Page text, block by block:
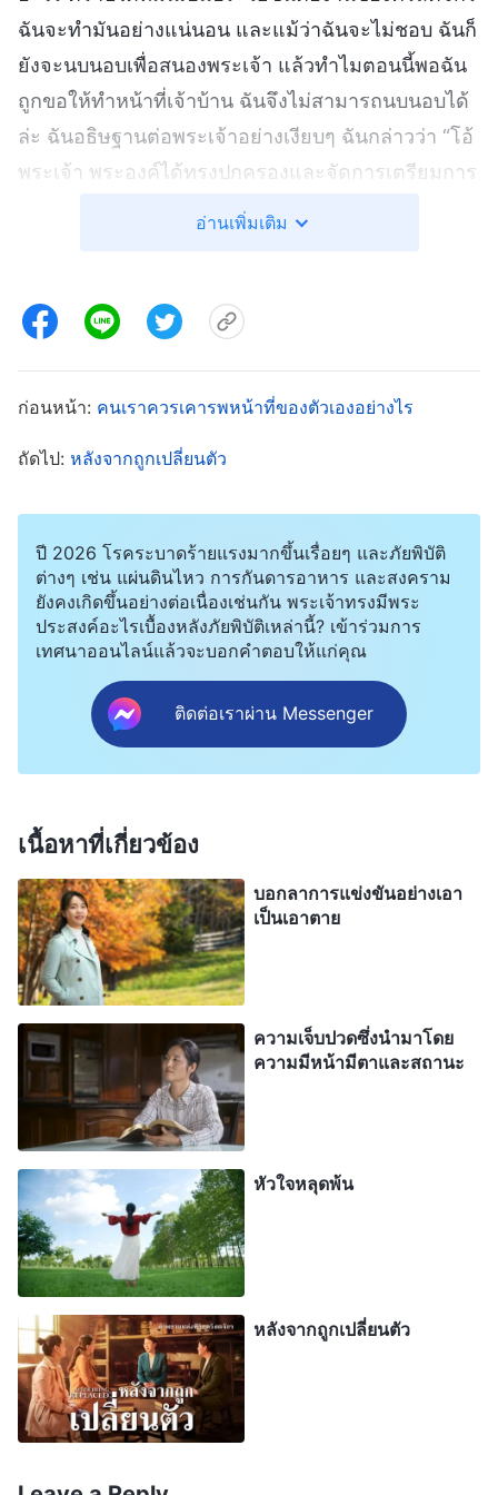
ฉันจะทำมันอย่างแน่นอน และแม้ว่าฉันจะไม่ชอบ ฉันก็
ยังจะนบนอบเพื่อสนองพระเจ้า แล้วทำไมตอนนี้พอฉัน
ถูกขอให้ทำหน้าที่เจ้าบ้าน ฉันจึงไม่สามารถนบนอบได้
ล่ะ ฉันอธิษฐานต่อพระเจ้าอย่างเงียบๆ ฉันกล่าวว่า “โอ้
พระเจ้า พระองค์ได้ทรงปกครองและจัดการเตรียมการ
ให้ข้าพระองค์ทำหน้าที่เจ้าบ้าน แต่ข้าพระองค์รู้สึก
พระองค์จะสามารถเข้าใจน้ำพระทัยของพระองค์ได้”
หลังจากนั้น ฉันอ่านสองบทตอนจากพระวจนะของ
พระเจ้า “ ในการวัดว่าผู้คนสามารถเชื่อฟังพระเจ้าได้
หรือไม่ สิ่งสำคัญที่จะต้องมองดูก็คือว่า พวกเขาอยาก
มองดูว่าพวกเขามีสิ่งจูงใจแอบแฝงหรือไม่ หากผู้คน
กำลังสร้างข้อเรียกร้องต่อพระเจ้าอยู่เสมอ นั่นก็พิสูจน์
ว่าพวกเขาไม่เชื่อฟังพระองค์ ไม่ว่าจะเกิดอะไรขึ้นกับ
เจ้าก็ตาม หากเจ้าไม่สามารถรับมันไว้ได้จากพระเจ้า
ไม่สามารถแสวงหาความจริง กำลังพูดจาจากการให้
เหตุผลแบบอัตนัยของตัวเจ้าเองอยู่เสมอ และรู้สึกอยู่
เสมอว่าตัวเจ้าเท่านั้นที่ถูก และถึงขั้นยังคงมีความ
สามารถในการกังขาพระเจ้า เช่นนั้นแล้วเจ้าจะตกอยู่
พระเจ้า ผู้คนที่สร้างข้อเรียกร้องต่อพระเจ้าเสมอนั้น
ไม่มีวันสามารถเชื่อฟังพระองค์ได้อย่างแท้จริง หากเจ้า
สร้างข้อเรียกร้องต่อพระเจ้า นี่ย่อมพิสูจน์ว่า เจ้ากำลัง
สร้างข้อตกลงกับพระเจ้า ว่าเจ้ากำลังเลือกความคิด
ของตัวเจ้าเอง และกำลังปฏิบัติตนไปตามความคิดของ
เชื่อฟัง ” (“ผู้คนสร้างข้อเรียกร้องต่อพระเจ้ามากเกินไป” ใน
บันทึกการบรรยายของพระคริสต์แห่งยุคสุดท้าย)
นบนอบที่แท้จริงคืออะไรหรือ? เมื่อใดก็ตามที่พระเจ้า
ทรงทำสิ่งที่ดำเนินไปตามหนทางของเจ้า และเจ้ารู้สึก
ว่าทุกสิ่งทุกอย่างนั้นน่าพึงพอใจและถูกต้องเหมาะสม
และเจ้าได้รับอนุญาตให้โดดเด่นได้ เจ้ารู้สึกว่านี่ค่อน
ข้างมีสง่าราศีทีเดียว และเจ้าพูดว่า ‘ขอบคุณพระเจ้า’
และสามารถนบนอบต่อการจัดวางเรียบเรียงและการ
จัดการเตรียมการของพระองค์ได้ อย่างไรก็ตาม เมื่อใด
ก็ตามที่เจ้าได้รับการมอบหมายให้ไปยังสถานที่ซึ่งไม่มี
ความสลักสำคัญ ที่ซึ่งเจ้าไม่มีวันสามารถที่จะโดดเด่น
ได้ และในนั้นไม่มีใครเลยที่เคยยอมรับเจ้า เช่นนั้นแล้ว
เจ้าย่อมหยุดการรู้สึกมีความสุข และพบว่าลำบากยาก
อ่านเพิ่มเติม
ก่อนหน้า: คนเราควรเคารพหน้าที่ของตัวเองอย่างไร
ถัดไป: หลังจากถูกเปลี่ยนตัว
ปี 2026 โรคระบาดร้ายแรงมากขึ้นเรื่อยๆ และภัยพิบัติ
ต่างๆ เช่น แผ่นดินไหว การกันดารอาหาร และสงคราม
ยังคงเกิดขึ้นอย่างต่อเนื่องเช่นกัน พระเจ้าทรงมีพระ
ประสงค์อะไรเบื้องหลังภัยพิบัติเหล่านี้? เข้าร่วมการ
เทศนาออนไลน์แล้วจะบอกคำตอบให้แก่คุณ
ติดต่อเราผ่าน Messenger
เนื้อหาที่เกี่ยวข้อง
บอกลาการแข่งขันอย่างเอา
เป็นเอาตาย
ความเจ็บปวดซึ่งนำมาโดย
ความมีหน้ามีตาและสถานะ
หัวใจหลุดพ้น
หลังจากถูกเปลี่ยนตัว